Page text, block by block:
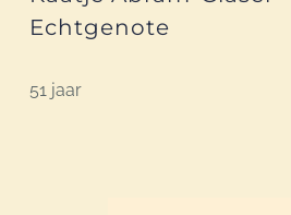
Echtgenote
51 jaar